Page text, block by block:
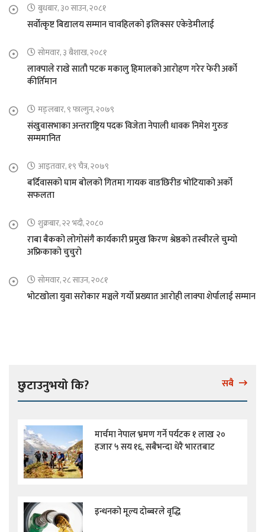
बुधबार, ३० साउन, २०८१
सर्वोत्कृष्ट बिद्यालय सम्मान चावहिलको इलिक्सर एकेडेमीलाई
सोमवार, ३ बैशाख, २०८१
लाक्पाले राखे सातौ पटक मकालु हिमालको आरोहण गरेर फेरी अर्को
कीर्तिमान
मङ्लबार, ९ फाल्गुन, २०७९
संखुवासभाका अन्तराष्ट्रिय पदक विजेता नेपाली धावक निमेश गुरुङ
सम्ममानित
आइतवार, १९ चैत्र, २०७९
बर्दिवासको घाम बोलको गितमा गायक वाङछिरीङ भोटियाको अर्को
सफलता
शुक्रबार, २२ भदौ, २०८०
राबा बैकको लोगोसंगै कार्यकारी प्रमुख किरण श्रेष्ठको तस्वीरले चुम्यो
अफ्रिकाको चुचुरो
सोमवार, २८ साउन, २०८१
भोटखोला युवा सरोकार मञ्चले गर्यो प्रख्यात आरोही लाक्पा शेर्पालाई सम्मान
छुटाउनुभयो कि? सबै
मार्चमा नेपाल भ्रमण गर्ने पर्यटक १ लाख २०
हजार ५ सय १६, सबैभन्दा धेरै भारतबाट
इन्धनको मूल्य दोब्बरले वृद्धि